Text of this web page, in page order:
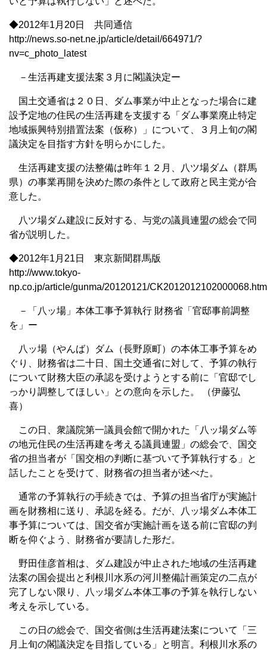
◆2012年1月20日 共同通信
http://news.so-net.ne.jp/article/detail/664971/?
nv=c_photo_latest
－生活再建支援法案３月に閣議決定ー
国土交通省は２０日、ダム事業が中止となった場合に建
設予定地の住民の生活再建を支援する「ダム事業廃止特定
地域振興特別措置法案（仮称）」について、３月上旬の閣
議決定を目指す方針を明らかにした。
生活再建支援の法整備は昨年１２月、八ツ場ダム（群馬
県）の事業再開を決めた際の条件として政府と民主党が合
意した。
八ツ場ダム建設に反対する、与党の議員連盟の総会で同
省が説明した。
◆2012年1月21日 東京新聞群馬版
http://www.tokyo-
np.co.jp/article/gunma/20120121/
－「八ッ場」本体工事予算執行 財務省「官邸事前調整
を」ー
八ッ場（やんば）ダム（長野原町）の本体工事予算をめ
ぐり、財務省は二十日、国土交通省に対して、予算の執行
について財務大臣の承認を受けようとする前に「官邸でし
っかり調整してほしい」との意向を示した。 （伊藤弘
喜）
この日、衆議院第一議員会館で開かれた「八ッ場ダム等
の地元住民の生活再建を考える議員連盟」の総会で、国交
省の担当者が「国交相の判断に基づいて予算執行する」と
話したことを受けて、財務省の担当者が述べた。
通常の予算執行の手続きでは、予算の担当省庁が実施計
画を財務相に送り、承認を経る。だが、八ッ場ダム本体工
事予算については、国交省が実施計画を送る前に官邸の判
断を仰ぐよう、財務省が要請した形だ。
野田佳彦首相は、ダム建設が中止された地域の生活再建
法案の国会提出と利根川水系の河川整備計画策定の二点が
完了しない限り、八ッ場ダム本体工事の予算を執行しない
考えを示している。
この日の総会で、国交省側は生活再建法案について「三
月上旬の閣議決定を目指している」と明言。利根川水系の